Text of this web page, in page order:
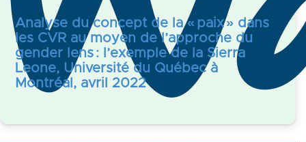
Analyse du concept de la « paix » dans
les CVR au moyen de l’approche du
gender lens : l’exemple de la Sierra
Leone, Université du Québec à
Montréal, avril 2022